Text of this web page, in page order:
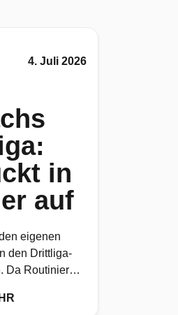
4. Juli 2026
in
auf
eigenen
den Drittliga-
Da Routinier